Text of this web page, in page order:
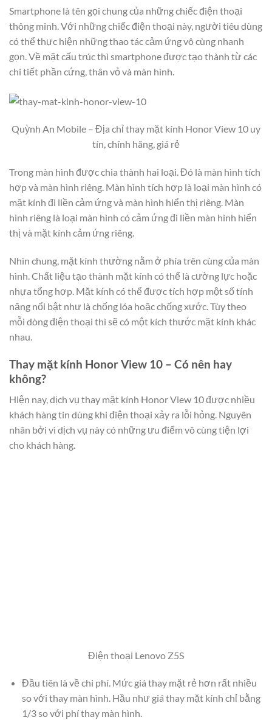
Smartphone là tên gọi chung của những chiếc điện thoại
thông minh. Với những chiếc điện thoại này, người tiêu dùng
có thể thực hiện những thao tác cảm ứng vô cùng nhanh
gọn. Về mặt cấu trúc thì smartphone được tạo thành từ các
chi tiết phần cứng, thân vỏ và màn hình.
Quỳnh An Mobile – Địa chỉ thay mặt kính Honor View 10 uy
tín, chính hãng, giá rẻ
Trong màn hình được chia thành hai loại. Đó là màn hình tích
hợp và màn hình riêng. Màn hình tích hợp là loại màn hình có
mặt kính đi liền cảm ứng và màn hình hiển thị riêng. Màn
hình riêng là loại màn hình có cảm ứng đi liền màn hình hiển
thị và mặt kính cảm ứng riêng.
Nhìn chung, mặt kính thường nằm ở phía trên cùng của màn
hình. Chất liệu tạo thành mặt kính có thể là cường lực hoặc
nhựa tổng hợp. Mặt kính có thể được tích hợp một số tính
năng nổi bật như là chống lóa hoặc chống xước. Tùy theo
mỗi dòng điện thoại thì sẽ có một kích thước mặt kính khác
nhau.
Thay mặt kính Honor View 10 – Có nên hay
không?
Hiện nay, dịch vụ thay mặt kính Honor View 10 được nhiều
khách hàng tin dùng khi điện thoại xảy ra lỗi hỏng. Nguyên
nhân bởi vì dịch vụ này có những ưu điểm vô cùng tiện lợi
cho khách hàng.
Điện thoại Lenovo Z5S
Đầu tiên là về chi phí. Mức giá thay mặt rẻ hơn rất nhiều
so với thay màn hình. Hầu như giá thay mặt kính chỉ bằng
1/3 so với phí thay màn hình.